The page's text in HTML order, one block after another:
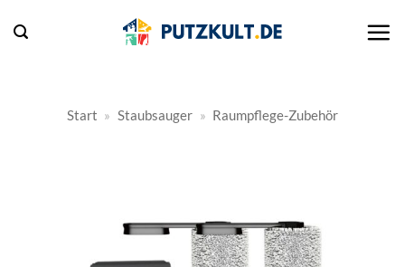
Inhalt
Start » Staubsauger » Raumpflege-Zubehör